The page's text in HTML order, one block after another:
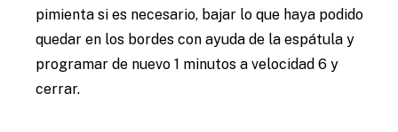
pimienta si es necesario, bajar lo que haya podido
quedar en los bordes con ayuda de la espátula y
programar de nuevo 1 minutos a velocidad 6 y
cerrar.